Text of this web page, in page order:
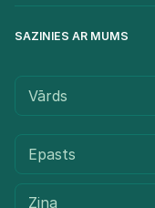
SAZINIES AR MUMS